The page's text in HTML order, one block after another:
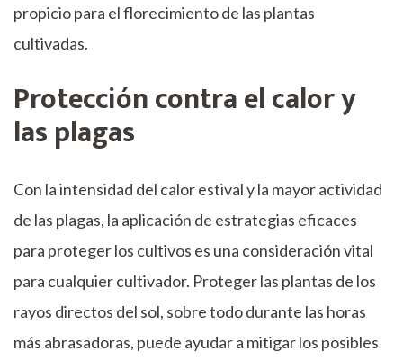
propicio para el florecimiento de las plantas
cultivadas.
Protección contra el calor y
las plagas
Con la intensidad del calor estival y la mayor actividad
de las plagas, la aplicación de estrategias eficaces
para proteger los cultivos es una consideración vital
para cualquier cultivador. Proteger las plantas de los
rayos directos del sol, sobre todo durante las horas
más abrasadoras, puede ayudar a mitigar los posibles